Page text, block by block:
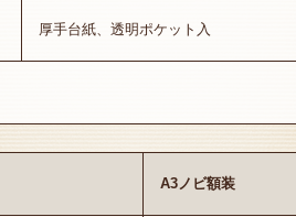
厚手台紙、透明ポケット入
A3ノビ額装